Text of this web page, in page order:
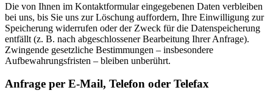
Die von Ihnen im Kontaktformular eingegebenen Daten verbleiben
bei uns, bis Sie uns zur Löschung auffordern, Ihre Einwilligung zur
Speicherung widerrufen oder der Zweck für die Datenspeicherung
entfällt (z. B. nach abgeschlossener Bearbeitung Ihrer Anfrage).
Zwingende gesetzliche Bestimmungen – insbesondere
Aufbewahrungsfristen – bleiben unberührt.
Anfrage per E-Mail, Telefon oder Telefax